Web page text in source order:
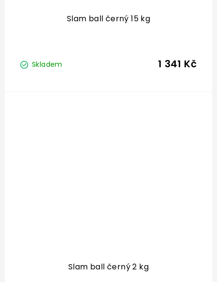
Slam ball černý 15 kg
Skladem 1 341 Kč
Slam ball černý 2 kg